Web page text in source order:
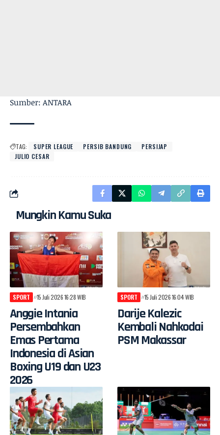
Sumber: ANTARA
TAG: SUPER LEAGUE PERSIB BANDUNG
PERSIJAP
JULIO CESAR
Mungkin Kamu Suka
SPORT 15 Juli 2026 16:28 WIB
Anggie Intania
Persembahkan
Emas Pertama
Indonesia di Asian
Boxing U19 dan U23
2026
SPORT 15 Juli 2026 16:04 WIB
Darije Kalezic
Kembali Nahkodai
PSM Makassar